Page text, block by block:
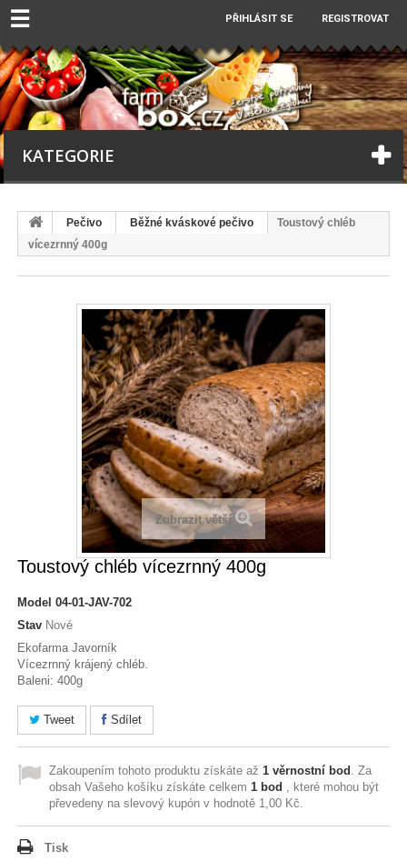
☰ PŘIHLÁSIT SE REGISTROVAT
KATEGORIE
Pečivo Běžné kváskové pečivo
Toustový chléb
vícezrnný 400g
Zobrazit větší
Toustový chléb vícezrnný 400g
Model 04-01-JAV-702
Stav Nové
Ekofarma Javorník
Vícezrnný krájený chléb.
Baleni: 400g
Tweet Sdílet
Zakoupením tohoto produktu získáte až 1 věrnostní bod . Za
obsah Vašeho košíku získáte celkem 1 bod , které mohou být
převedeny na slevový kupón v hodnotě 1,00 Kč
Tisk